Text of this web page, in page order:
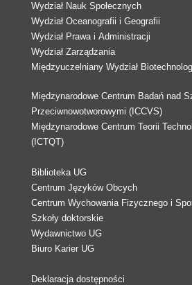
Wydział Nauk Społecznych
Wydział Oceanografii i Geografii
Wydział Prawa i Administracji
Wydział Zarządzania
Międzyuczelniany Wydział
Międzynarodowe Centrum Badań nad
Przeciwnowotworowymi (ICCVS)
Międzynarodowe Centrum Teorii
(ICTQT)
Biblioteka UG
Centrum Języków Obcych
Centrum Wychowania Fizycznego i
Szkoły doktorskie
Wydawnictwo UG
Biuro Karier UG
Deklaracja dostępności